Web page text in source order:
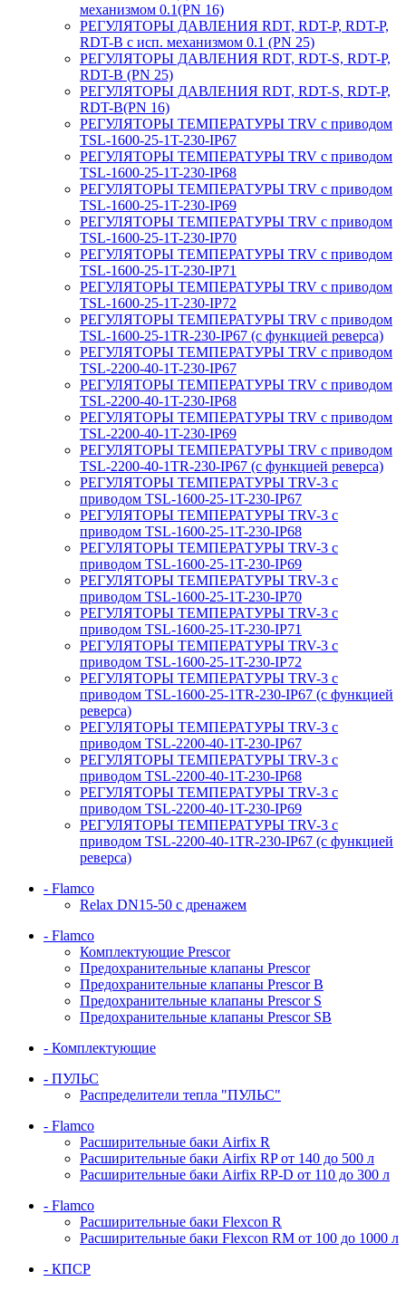
механизмом 0.1(PN 16)
РЕГУЛЯТОРЫ ДАВЛЕНИЯ RDT, RDT-P, RDT-P,
RDT-B с исп. механизмом 0.1 (PN 25)
РЕГУЛЯТОРЫ ДАВЛЕНИЯ RDT, RDT-S, RDT-P,
RDT-B (PN 25)
РЕГУЛЯТОРЫ ДАВЛЕНИЯ RDT, RDT-S, RDT-P,
RDT-B(PN 16)
РЕГУЛЯТОРЫ ТЕМПЕРАТУРЫ TRV с приводом
TSL-1600-25-1T-230-IP67
РЕГУЛЯТОРЫ ТЕМПЕРАТУРЫ TRV с приводом
TSL-1600-25-1T-230-IP68
РЕГУЛЯТОРЫ ТЕМПЕРАТУРЫ TRV с приводом
TSL-1600-25-1T-230-IP69
РЕГУЛЯТОРЫ ТЕМПЕРАТУРЫ TRV с приводом
TSL-1600-25-1T-230-IP70
РЕГУЛЯТОРЫ ТЕМПЕРАТУРЫ TRV с приводом
TSL-1600-25-1T-230-IP71
РЕГУЛЯТОРЫ ТЕМПЕРАТУРЫ TRV с приводом
TSL-1600-25-1T-230-IP72
РЕГУЛЯТОРЫ ТЕМПЕРАТУРЫ TRV с приводом
TSL-1600-25-1TR-230-IP67 (с функцией реверса)
РЕГУЛЯТОРЫ ТЕМПЕРАТУРЫ TRV с приводом
TSL-2200-40-1T-230-IP67
РЕГУЛЯТОРЫ ТЕМПЕРАТУРЫ TRV с приводом
TSL-2200-40-1T-230-IP68
РЕГУЛЯТОРЫ ТЕМПЕРАТУРЫ TRV с приводом
TSL-2200-40-1T-230-IP69
РЕГУЛЯТОРЫ ТЕМПЕРАТУРЫ TRV с приводом
TSL-2200-40-1TR-230-IP67 (с функцией реверса)
РЕГУЛЯТОРЫ ТЕМПЕРАТУРЫ TRV-3 с
приводом TSL-1600-25-1T-230-IP67
РЕГУЛЯТОРЫ ТЕМПЕРАТУРЫ TRV-3 с
приводом TSL-1600-25-1T-230-IP68
РЕГУЛЯТОРЫ ТЕМПЕРАТУРЫ TRV-3 с
приводом TSL-1600-25-1T-230-IP69
РЕГУЛЯТОРЫ ТЕМПЕРАТУРЫ TRV-3 с
приводом TSL-1600-25-1T-230-IP70
РЕГУЛЯТОРЫ ТЕМПЕРАТУРЫ TRV-3 с
приводом TSL-1600-25-1T-230-IP71
РЕГУЛЯТОРЫ ТЕМПЕРАТУРЫ TRV-3 с
приводом TSL-1600-25-1T-230-IP72
РЕГУЛЯТОРЫ ТЕМПЕРАТУРЫ TRV-3 с
приводом TSL-1600-25-1TR-230-IP67 (с функцией
реверса)
РЕГУЛЯТОРЫ ТЕМПЕРАТУРЫ TRV-3 с
приводом TSL-2200-40-1T-230-IP67
РЕГУЛЯТОРЫ ТЕМПЕРАТУРЫ TRV-3 с
приводом TSL-2200-40-1T-230-IP68
РЕГУЛЯТОРЫ ТЕМПЕРАТУРЫ TRV-3 с
приводом TSL-2200-40-1T-230-IP69
РЕГУЛЯТОРЫ ТЕМПЕРАТУРЫ TRV-3 с
приводом TSL-2200-40-1TR-230-IP67 (с функцией
реверса)
- Flamco
Relax DN15-50 с дренажем
- Flamco
Комплектующие Prescor
Предохранительные клапаны Prescor
Предохранительные клапаны Prescor B
Предохранительные клапаны Prescor S
Предохранительные клапаны Prescor SB
- Комплектующие
- ПУЛЬС
Распределители тепла "ПУЛЬС"
- Flamco
Расширительные баки Airfix R
Расширительные баки Airfix RP от 140 до 500 л
Расширительные баки Airfix RP-D от 110 до 300 л
- Flamco
Расширительные баки Flexcon R
Расширительные баки Flexcon RM от 100 до 1000 л
- КПСР